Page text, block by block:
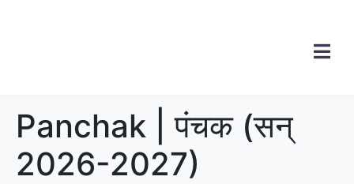
Panchak | पंचक (सन्
2026-2027)